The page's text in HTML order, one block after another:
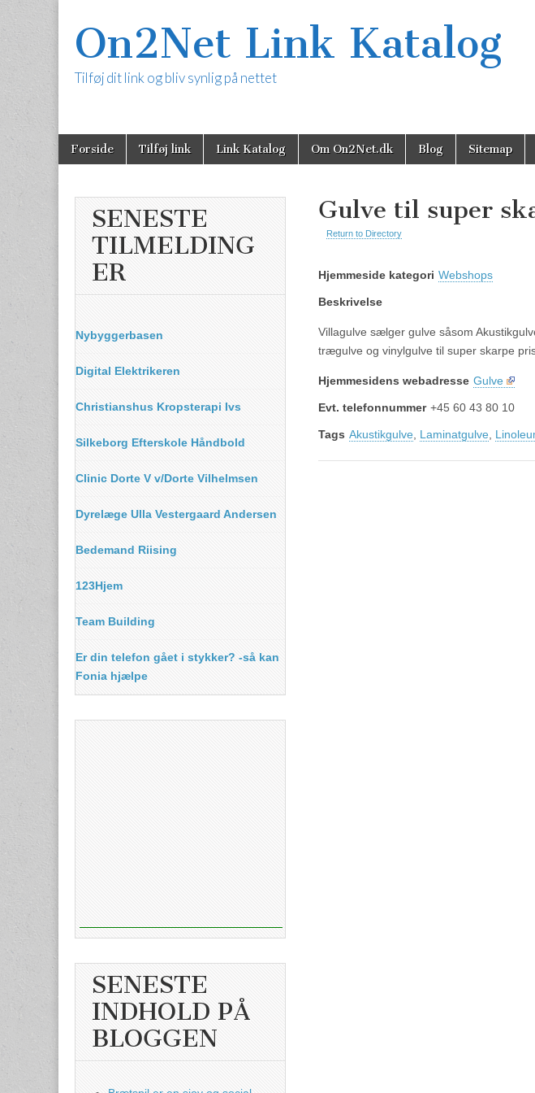
On2Net Link Katalog
Tilføj dit link og bliv synlig på nettet
Main
menu
Skip
Forside Tilføj link Link Katalog Om On2Net.dk Blog Sitemap
Gulve til super
Return to Directory
Hjemmeside kategori Webshops
Beskrivelse
Villagulve sælger gulve såsom
trægulve og vinylgulve til super skarpe
Hjemmesidens webadresse Gulve
Evt. telefonnummer +45 60 43 80 10
Tags Akustikgulve Laminatgulve
SENESTE
TILMELDING
ER
Nybyggerbasen
Digital Elektrikeren
Christianshus Kropsterapi Ivs
Silkeborg Efterskole Håndbold
Clinic Dorte V v/Dorte Vilhelmsen
Dyrelæge Ulla Vestergaard Andersen
Bedemand Riising
123Hjem
Team Building
Er din telefon gået i stykker? -så kan
Fonia hjælpe
SENESTE
INDHOLD PÅ
BLOGGEN